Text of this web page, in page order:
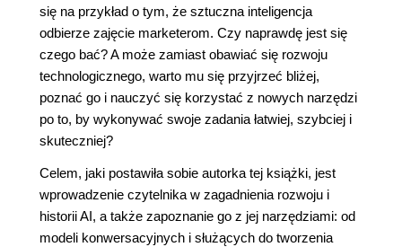
się na przykład o tym, że sztuczna inteligencja
odbierze zajęcie marketerom. Czy naprawdę jest się
czego bać? A może zamiast obawiać się rozwoju
technologicznego, warto mu się przyjrzeć bliżej,
poznać go i nauczyć się korzystać z nowych narzędzi
po to, by wykonywać swoje zadania łatwiej, szybciej i
skuteczniej?
Celem, jaki postawiła sobie autorka tej książki, jest
wprowadzenie czytelnika w zagadnienia rozwoju i
historii AI, a także zapoznanie go z jej narzędziami: od
modeli konwersacyjnych i służących do tworzenia